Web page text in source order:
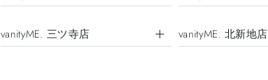
vanityME. 三ツ寺店 vanityME. 北新地店